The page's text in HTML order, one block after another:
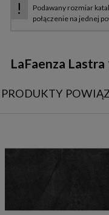
LaFaenza
PRODUKTY